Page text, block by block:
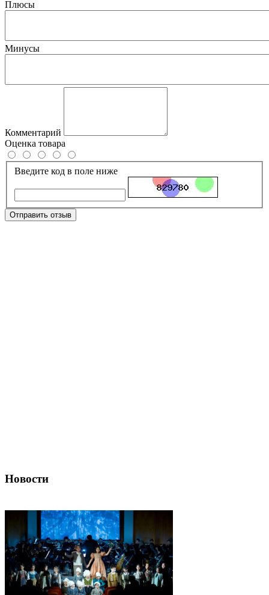
Плюсы
Минусы
Комментарий
Оценка товара
Введите код в поле ниже
Отправить отзыв
Новости